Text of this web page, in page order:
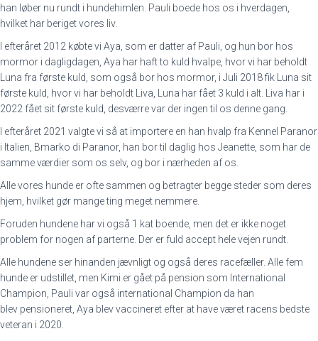
han løber nu rundt i hundehimlen. Pauli boede hos os i hverdagen,
hvilket har beriget vores liv.
I efteråret 2012 købte vi Aya, som er datter af Pauli, og hun bor hos
mormor i dagligdagen, Aya har haft to kuld hvalpe, hvor vi har beholdt
Luna fra første kuld, som også bor hos mormor, i Juli 2018 fik Luna sit
første kuld, hvor vi har beholdt Liva, Luna har fået 3 kuld i alt. Liva har i
2022 fået sit første kuld, desværre var der ingen til os denne gang.
I efteråret 2021 valgte vi så at importere en han hvalp fra Kennel Paranor
i Italien, Bmarko di Paranor, han bor til daglig hos Jeanette, som har de
samme værdier som os selv, og bor i nærheden af os.
Alle vores hunde er ofte sammen og betragter begge steder som deres
hjem, hvilket gør mange ting meget nemmere.
Foruden hundene har vi også 1 kat boende, men det er ikke noget
problem for nogen af parterne. Der er fuld accept hele vejen rundt.
Alle hundene ser hinanden jævnligt og også deres racefæller. Alle fem
hunde er udstillet, men Kimi er gået på pension som International
Champion, Pauli var også international Champion da han
blev pensioneret, Aya blev vaccineret efter at have været racens bedste
veteran i 2020.